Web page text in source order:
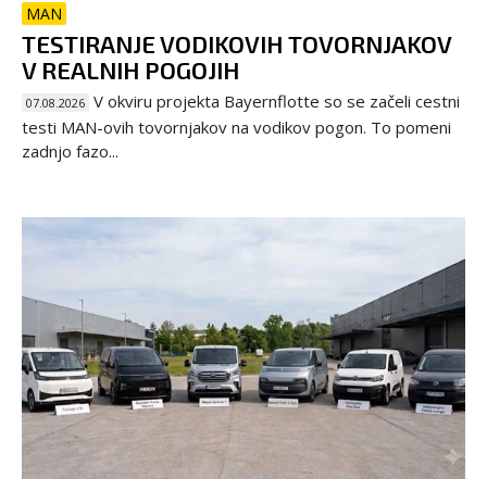
MAN
TESTIRANJE VODIKOVIH TOVORNJAKOV
V REALNIH POGOJIH
07.08.2026 V okviru projekta Bayernflotte so se začeli cestni
testi MAN-ovih tovornjakov na vodikov pogon. To pomeni
zadnjo fazo...